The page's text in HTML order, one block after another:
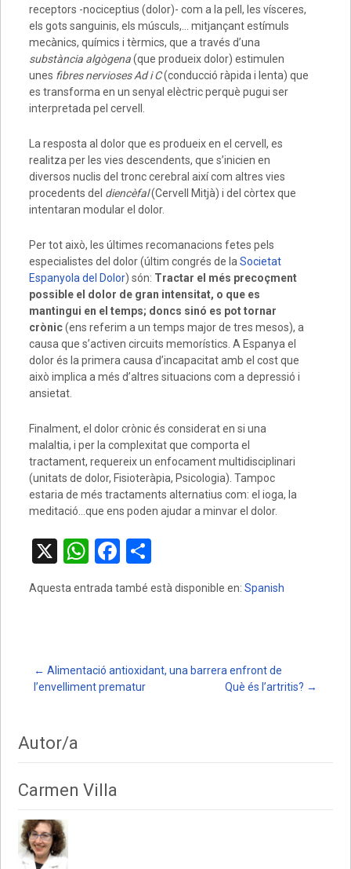
receptors -nociceptius (dolor)- com a la pell, les vísceres,
els gots sanguinis, els músculs,… mitjançant estímuls
mecànics, químics i tèrmics, que a través d’una
substància algògena(que produeix dolor) estimulen
unes fibres nervioses Ad i C(conducció ràpida i lenta) que
es transforma en un senyal elèctric perquè pugui ser
interpretada pel cervell.
La resposta al dolor que es produeix en el cervell, es
realitza per les vies descendents, que s’inicien en
diversos nuclis del tronc cerebral així com altres vies
procedents del diencèfal(Cervell Mitjà) i del còrtex que
intentaran modular el dolor.
Per tot això, les últimes recomanacions fetes pels
especialistes del dolor (últim congrés de la Societat
Espanyola del Dolor) són: Tractar el més precoçment
possible el dolor de gran intensitat, o que es
mantingui en el temps; doncs sinó es pot tornar
crònic(ens referim a un temps major de tres mesos), a
causa que s’activen circuits memorístics. A Espanya el
dolor és la primera causa d’incapacitat amb el cost que
això implica a més d’altres situacions com a depressió i
ansietat.
Finalment, el dolor crònic és considerat en si una
malaltia, i per la complexitat que comporta el
tractament, requereix un enfocament multidisciplinari
(unitats de dolor, Fisioteràpia, Psicologia). Tampoc
estaria de més tractaments alternatius com: el ioga, la
meditació…que ens poden ajudar a minvar el dolor.
X W
h
at
p
p
F
ce
o
C
o
m
te
Aquesta entrada també està disponible en: Spanish
Post
navigation
← Alimentació antioxidant, una barrera enfront de
l’envelliment prematur
Què és l’artritis? →
Autor/a
Carmen Villa